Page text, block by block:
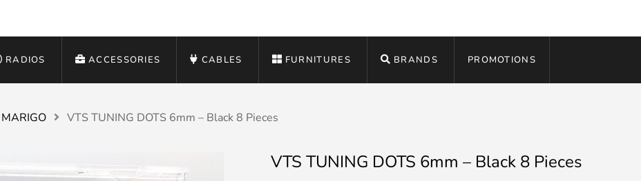
RADIOS ACCESSORIES CABLES FURNITURES BRANDS PROMOTIONS
MARIGO VTS TUNING DOTS 6mm – Black 8 Pieces
VTS TUNING DOTS 6mm – Black 8 Pieces